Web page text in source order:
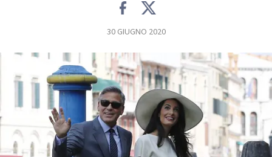
EVENTI
VIDEO
TV
30 GIUGNO 2020